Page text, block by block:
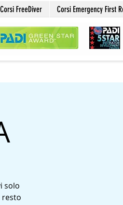
Corsi FreeDiver Corsi Emergency First
solo
resto